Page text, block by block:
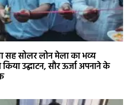
सह सोलर लोन मेला का भव्य
उद्घाटन, सौर ऊर्जा अपनाने के